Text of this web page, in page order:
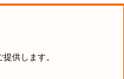
供します。